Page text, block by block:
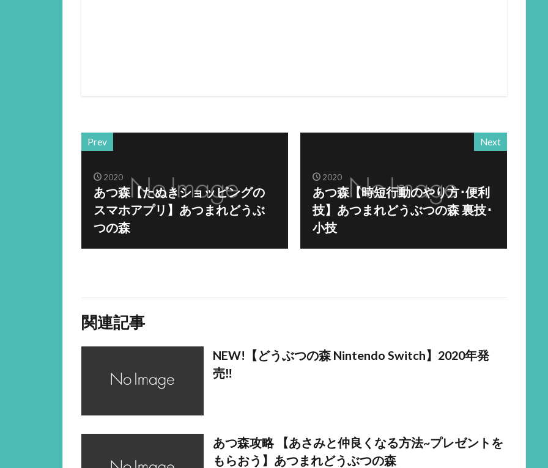
Prev
2020
あつ森【たぬきショッピングの
スマホアプリ】あつまれどうぶ
つの森
Next
2020
あつ森【時短行動のやり方･便利
技】あつまれどうぶつの森 裏技･
小技
関連記事
NEW!【どうぶつの森 Nintendo Switch】2020年発
売‼️
あつ森攻略 【あさみと仲良くなる方法~プレゼントを
もらおう】あつまれどうぶつの森